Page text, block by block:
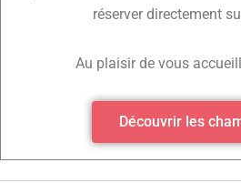
réserver directement
Au plaisir de vous
Découvrir les